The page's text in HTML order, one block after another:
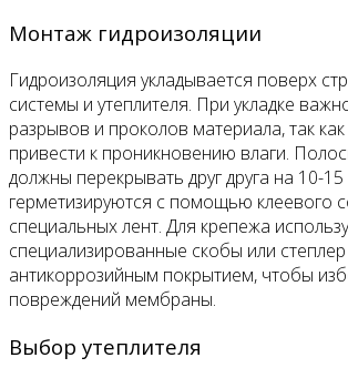
Монтаж гидроизоляции
Гидроизоляция укладывается поверх
системы и утеплителя. При укладке
разрывов и проколов материала, так
привести к проникновению влаги.
должны перекрывать друг друга на 10-15
герметизируются с помощью клеевого
специальных лент. Для крепежа
специализированные скобы или
антикоррозийным покрытием, чтобы
повреждений мембраны.
Выбор утеплителя